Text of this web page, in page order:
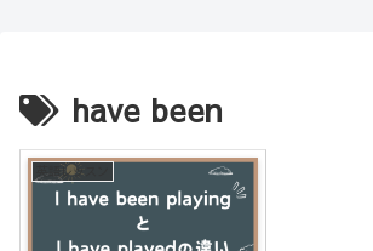
have been
英語レッスン